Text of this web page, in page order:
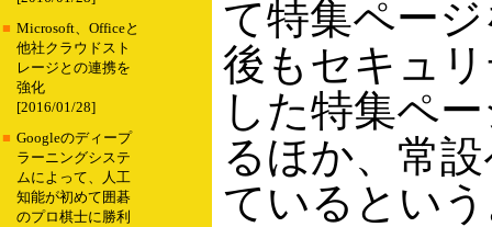
■ Microsoft、Officeと
他社クラウドスト
レージとの連携を
強化
[2016/01/28]
■ Googleのディープ
ラーニングシステ
ムによって、人工
知能が初めて囲碁
のプロ棋士に勝利
て特集ペー
後もセキュ
した特集ペ
るほか、常
ているとい